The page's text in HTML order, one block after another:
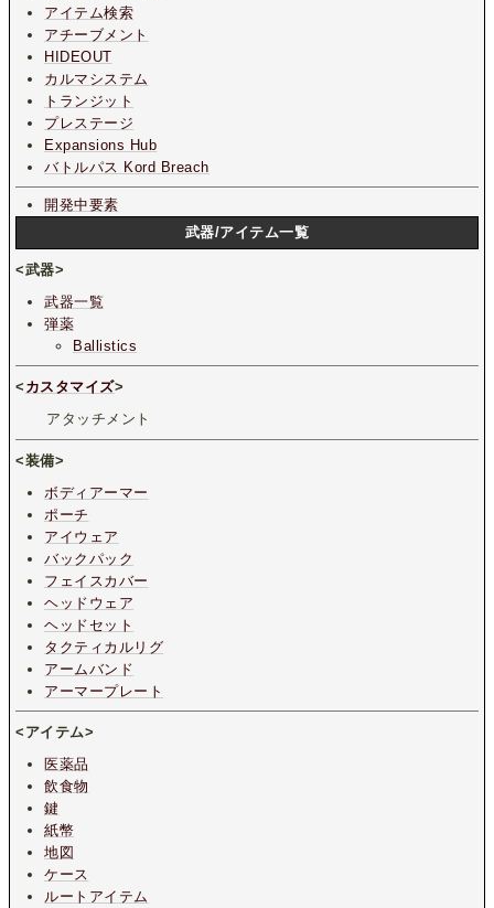
アイテム検索
アチーブメント
HIDEOUT
カルマシステム
トランジット
プレステージ
Expansions Hub
バトルパス Kord Breach
開発中要素
武器/アイテム一覧
<武器>
武器一覧
弾薬
Ballistics
< カスタマイズ>
アタッチメント
<装備>
ボディアーマー
ポーチ
アイウェア
バックパック
フェイスカバー
ヘッドウェア
ヘッドセット
タクティカルリグ
アームバンド
アーマープレート
<アイテム>
医薬品
飲食物
鍵
紙幣
地図
ケース
ルートアイテム